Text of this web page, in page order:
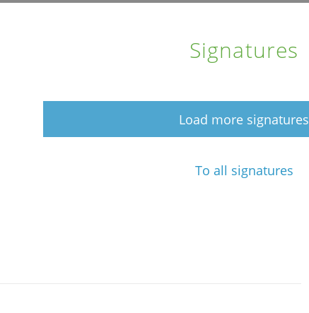
Signatures
Load more signatures
To all signatures